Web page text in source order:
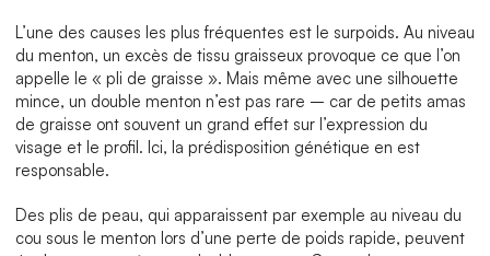
L’une des causes les plus fréquentes est le surpoids. Au niveau
du menton, un excès de tissu graisseux provoque ce que l’on
appelle le « pli de graisse ». Mais même avec une silhouette
mince, un double menton n’est pas rare – car de petits amas
de graisse ont souvent un grand effet sur l’expression du
visage et le profil. Ici, la prédisposition génétique en est
responsable.
Des plis de peau, qui apparaissent par exemple au niveau du
cou sous le menton lors d’une perte de poids rapide, peuvent